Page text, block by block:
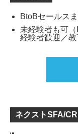
BtoBセールス
未経験者も可
経験者歓迎／教
ネクストSFA/